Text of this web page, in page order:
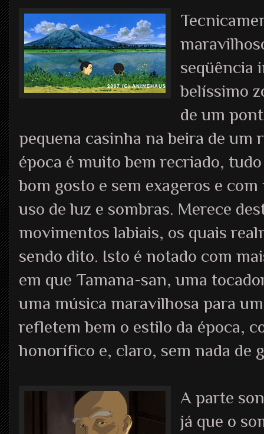
seqüência
belíssimo
de um
pequena casinha na beira de um
época é muito bem recriado,
bom gosto e sem exageros e
uso de luz e sombras. Merece
movimentos labiais, os quais
sendo dito. Isto é notado com
em que Tamana-san, uma
uma música maravilhosa para
refletem bem o estilo da época,
honorífico e, claro, sem nada de
A parte
já que o